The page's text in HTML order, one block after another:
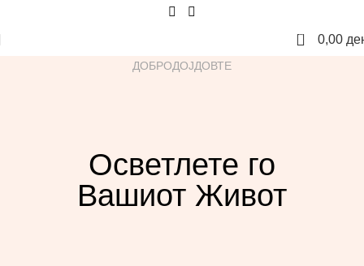
0 0,00
ДОБРОДОЈДОВТЕ
Осветлете го
Вашиот Живот